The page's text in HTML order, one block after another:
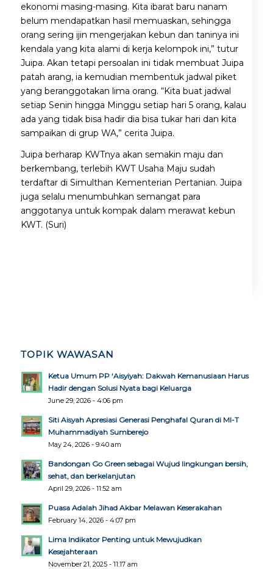
ekonomi masing-masing. Kita ibarat baru nanam
belum mendapatkan hasil memuaskan, sehingga
orang sering ijin mengerjakan kebun dan taninya ini
kendala yang kita alami di kerja kelompok ini,” tutur
Juipa. Akan tetapi persoalan ini tidak membuat Juipa
patah arang, ia kemudian membentuk jadwal piket
yang beranggotakan lima orang. “Kita buat jadwal
setiap Senin hingga Minggu setiap hari 5 orang, kalau
ada yang tidak bisa hadir dia bisa tukar hari dan kita
sampaikan di grup WA,” cerita Juipa.
Juipa berharap KWTnya akan semakin maju dan
berkembang, terlebih KWT Usaha Maju sudah
terdaftar di Simulthan Kementerian Pertanian. Juipa
juga selalu menumbuhkan semangat para
anggotanya untuk kompak dalam merawat kebun
KWT. (Suri)
TOPIK WAWASAN
Ketua Umum PP ‘Aisyiyah: Dakwah Kemanusiaan Harus
Hadir dengan Solusi Nyata bagi Keluarga
June 29, 2026 - 4:06 pm
Siti Aisyah Apresiasi Generasi Penghafal Quran di MI-T
Muhammadiyah Sumberejo
May 24, 2026 - 9:40 am
Bandongan Go Green sebagai Wujud lingkungan bersih,
sehat, dan berkelanjutan
April 29, 2026 - 11:52 am
Puasa Adalah Jihad Akbar Melawan Keserakahan
February 14, 2026 - 4:07 pm
Lima Indikator Penting untuk Mewujudkan
Kesejahteraan
November 21, 2025 - 11:17 am